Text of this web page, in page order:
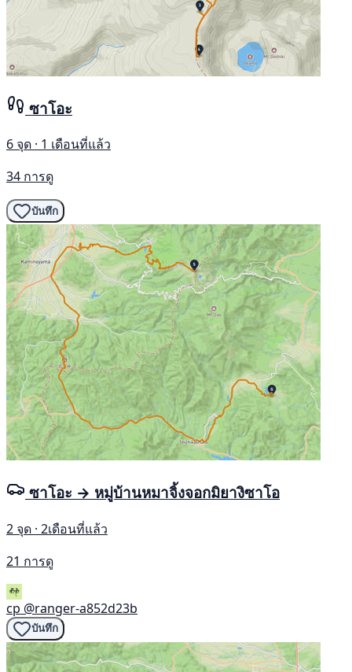
ซาโอะ
6 จุด · 1 เดือนที่แล้ว
34 การดู
บันทึก
ซาโอะ → หมู่บ้านหมาจิ้งจอกมิยางิซาโอ
2 จุด · 2เดือนที่แล้ว
21 การดู
cp @ranger-a852d23b
บันทึก